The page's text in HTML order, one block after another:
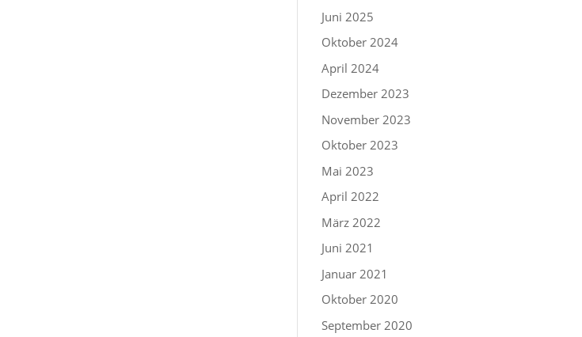
Juni 2025
Oktober 2024
April 2024
Dezember 2023
November 2023
Oktober 2023
Mai 2023
April 2022
März 2022
Juni 2021
Januar 2021
Oktober 2020
September 2020